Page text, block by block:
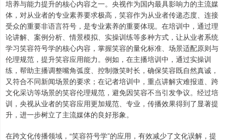
培养与能力提升的核心内容之一。央视作为国内最具影响力的主流媒
体，对从业者的专业素养要求极高，笑容作为从业者传递态度、连接
受众的重要非语言符号，是专业素养的重要体现。在培训中，通过理
论讲解、案例分析、情景模拟、实操训练等多种方式，让从业者系统
学习笑容符号学的核心内容，掌握笑容的量化标准、场景适配原则与
伦理规范，提升笑容应用能力。例如，在主播培训中，通过实操训
练，帮助主播调整嘴角弧度、控制微笑时长，确保笑容既自然真诚，
又符合不同新闻场景的要求；在记者培训中，重点讲解灾难报道、跨
文化采访等场景的笑容伦理规范，避免因笑容不当引发争议。经过培
训，央视从业者的笑容应用更加规范、专业，传播效果得到了显著提
升，进一步树立了主流媒体的良好形象。
在跨文化传播领域，“笑容符号学”的应用，有效减少了文化误解，提